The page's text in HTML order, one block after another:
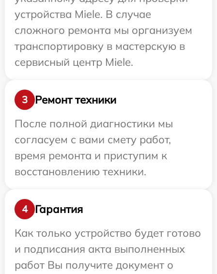
устройства Miele. В случае
сложного ремонта мы организуем
транспортировку в мастерскую в
сервисный центр Miele.
3
Ремонт техники
После полной диагностики мы
согласуем с вами смету работ,
время ремонта и приступим к
восстановлению техники.
4
Гарантия
Как только устройство будет готово
и подписания акта выполненных
работ Вы получите документ о